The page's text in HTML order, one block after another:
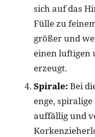
sich auf das
Fülle zu
größer und
einen luftigen
erzeugt.
Spirale: Bei
enge,
auffällig und